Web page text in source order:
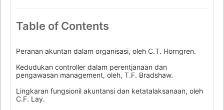
Table of Contents
Peranan akuntan dalam organisasi, oleh C.T. Horngren.
Kedudukan controller dalam perentjanaan dan
pengawasan management, oleh, T.F. Bradshaw.
Lingkaran fungsionil akuntansi dan ketatalaksanaan, oleh
C.F. Lay.